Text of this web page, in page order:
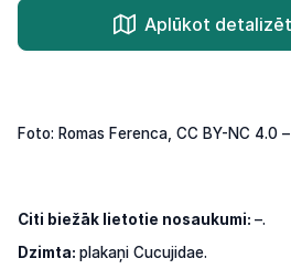
Aplūkot
Foto: Romas Ferenca, CC BY-NC 4.0
Citi biežāk lietotie nosaukumi: –.
Dzimta: plakaņi Cucujidae.